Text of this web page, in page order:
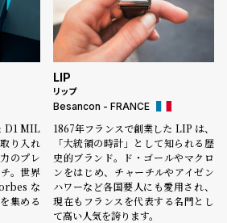
D1 MIL
り入れ
のプレ
。世界
な
集める
LIP
リップ
Besancon - FRANCE
1867年フランスで創業した LIP は、
「大統領の時計」として知られる歴
史的ブランド。ド・ゴールやマクロ
ンをはじめ、チャーチルやアイゼン
ハワーなど各国要人にも愛用され、
現在もフランスを代表する名門とし
て高い人気を誇ります。